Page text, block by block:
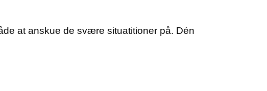
at anskue de svære situatitioner på. Dén